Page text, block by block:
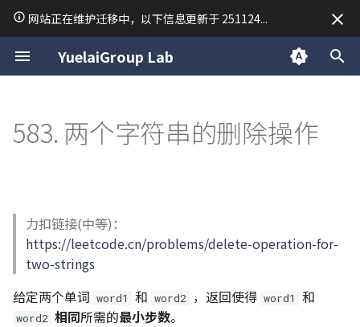
网站正在维护迁移中，以下信息更新于 251124...
YuelaiGroup Lab
正
始
关于悦来
Linux 简单配置一台 Ubuntu 开
Tmux 使用指南
后端开发
Python Python 笔记 | print 函数
Python 笔记 | 列表 list
C 语言期末考试常用函数
Cpp
基本问题
C++ 笔记 | 第4课 操作符
C++ 笔记 | 第5课 类的继
派生
Writing Markdown
泰勒级数
Materials Science
VASP 简明教程
第一个和最后一个位置
367. 有效的完全平方数
704. 二分查找
18. 四数之和
283. 移动零
844. 比较含退格的字符串
977. 有序数组的平方
59. 螺旋矩阵 II
项的下标
点
347. 前 K 个高频元素
209. 长度最小的子数组
后序遍历
102. 二叉树的层序遍历
106. 从中序与后序遍历序列
构造二叉树
37. 解数独
47. 全排列 II
51. N DOUDOU
77. 组合
53. 最大子数组和
134. 加油站
135. 分发糖果
376. 摆动序列
方法一
84. 柱状图中最大的矩形
739. 每日温度
RedisMQ Day 2
2024
分类 技术
583. 两个字符串的删除操作
力扣链接(中等)：
https://leetcode.cn/problems/delete-operation-for-
two-strings
给定两个单词 word1 和 word2 ，返回使得 word1 和
word2 相同所需的最小步数。